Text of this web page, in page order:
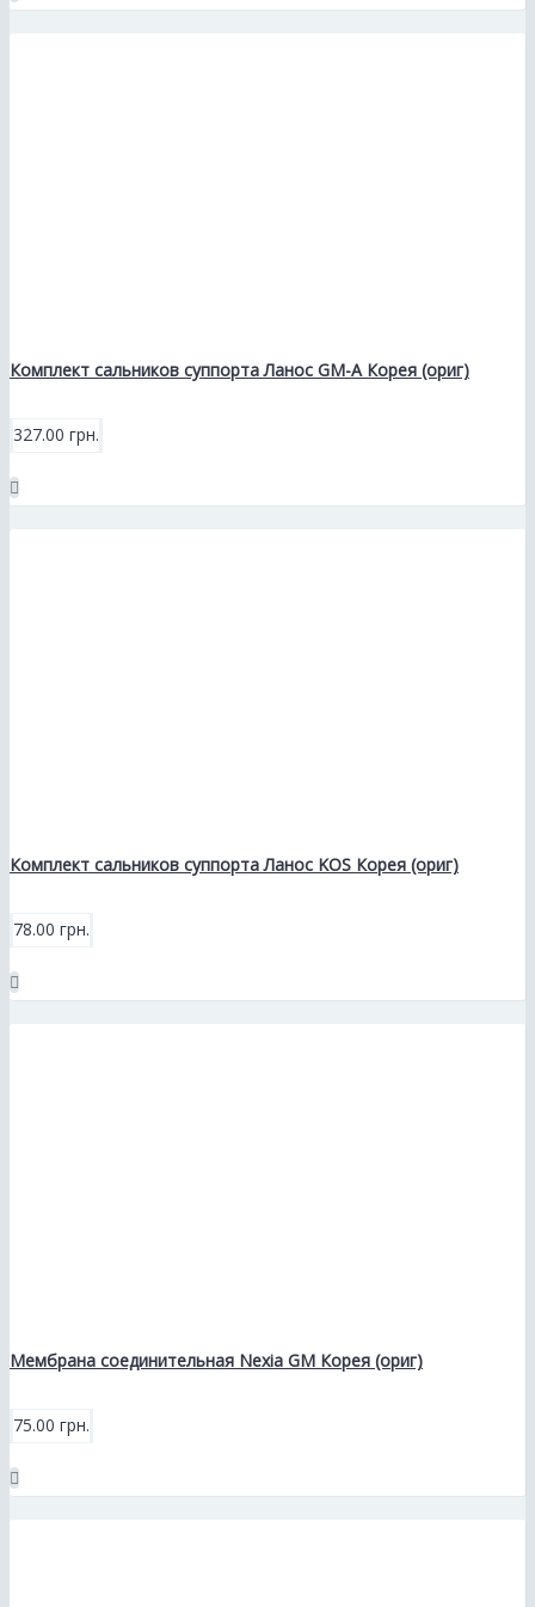
Комплект сальников суппорта Ланос GM-A Корея (ориг)
327.00 грн.
Комплект сальников суппорта Ланос KOS Корея (ориг)
78.00 грн.
Мембрана соединительная Nexia GM Корея (ориг)
75.00 грн.